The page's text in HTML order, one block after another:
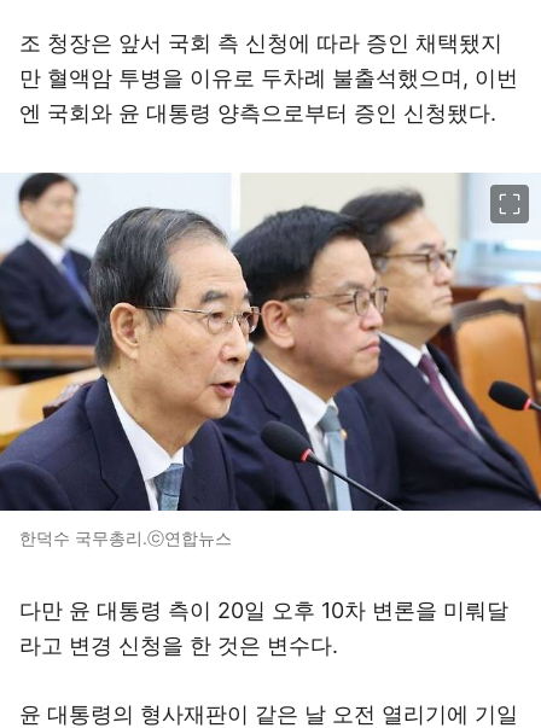
조 청장은 앞서 국회 측 신청에 따라 증인 채택됐지
만 혈액암 투병을 이유로 두차례 불출석했으며, 이번
엔 국회와 윤 대통령 양측으로부터 증인 신청됐다.
한덕수 국무총리.ⓒ연합뉴스
다만 윤 대통령 측이 20일 오후 10차 변론을 미뤄달
라고 변경 신청을 한 것은 변수다.
윤 대통령의 형사재판이 같은 날 오전 열리기에 기일